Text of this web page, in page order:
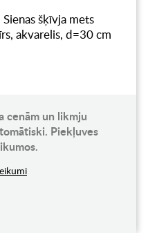
šķīvja mets
akvarelis, d=30 cm
cenām un likmju
Piekļuves